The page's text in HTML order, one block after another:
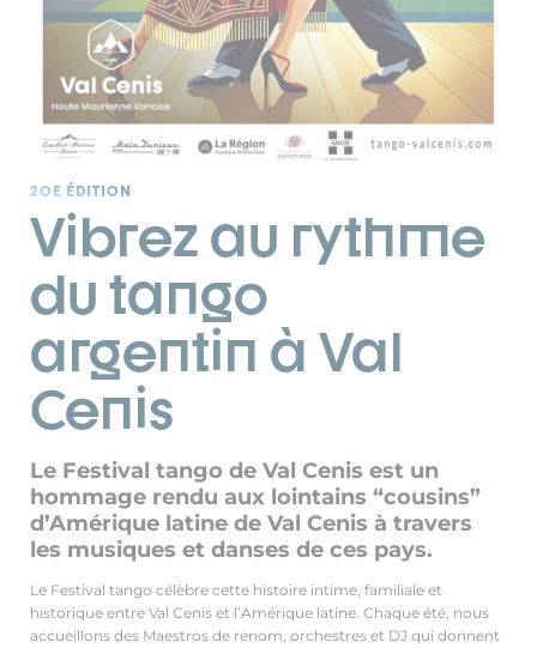
20E ÉDITION
Vibrez au rythme
du tango
argentin à Val
Cenis
Le Festival tango de Val Cenis est un
hommage rendu aux lointains “cousins”
d’Amérique latine de Val Cenis à travers
les musiques et danses de ces pays.
Le Festival tango célèbre cette histoire intime, familiale et
historique entre Val Cenis et l’Amérique latine. Chaque été, nous
accueillons des Maestros de renom, orchestres et DJ qui donnent